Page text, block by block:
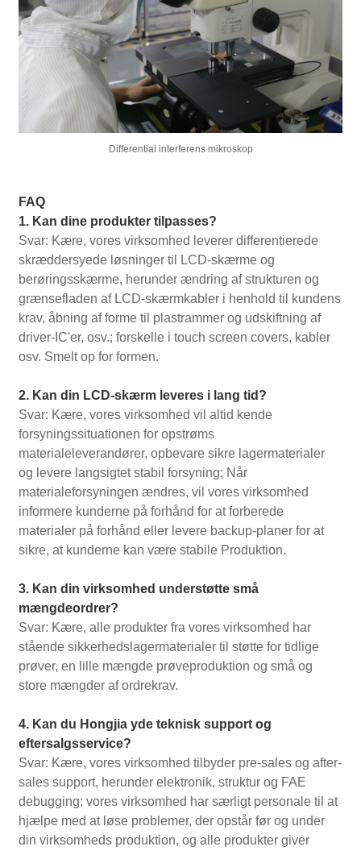
Differential interferens mikroskop
FAQ
1. Kan dine produkter tilpasses?
Svar: Kære, vores virksomhed leverer differentierede
skræddersyede løsninger til LCD-skærme og
berøringsskærme, herunder ændring af strukturen og
grænsefladen af ​​LCD-skærmkabler i henhold til kundens
krav, åbning af forme til plastrammer og udskiftning af
driver-IC'er, osv.; forskelle i touch screen covers, kabler
osv. Smelt op for formen.
2. Kan din LCD-skærm leveres i lang tid?
Svar: Kære, vores virksomhed vil altid kende
forsyningssituationen for opstrøms
materialeleverandører, opbevare sikre lagermaterialer
og levere langsigtet stabil forsyning; Når
materialeforsyningen ændres, vil vores virksomhed
informere kunderne på forhånd for at forberede
materialer på forhånd eller levere backup-planer for at
sikre, at kunderne kan være stabile Produktion.
3. Kan din virksomhed understøtte små
mængdeordrer?
Svar: Kære, alle produkter fra vores virksomhed har
stående sikkerhedslagermaterialer til støtte for tidlige
prøver, en lille mængde prøveproduktion og små og
store mængder af ordrekrav.
4. Kan du Hongjia yde teknisk support og
eftersalgsservice?
Svar: Kære, vores virksomhed tilbyder pre-sales og after-
sales support, herunder elektronik, struktur og FAE
debugging; vores virksomhed har særligt personale til at
hjælpe med at løse problemer, der opstår før og under
din virksomheds produktion, og alle produkter giver